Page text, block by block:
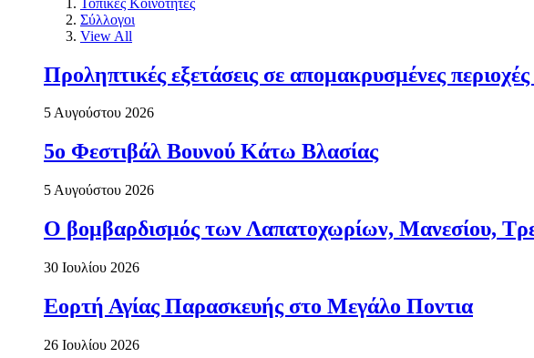
Σύλλογοι
View All
Προληπτικές εξετάσεις σε απομακρυσμένες
5 Αυγούστου 2026
5ο Φεστιβάλ Βουνού Κάτω Βλασίας
5 Αυγούστου 2026
Ο βομβαρδισμός των Λαπατοχωρίων, Μανεσίου,
30 Ιουλίου 2026
Εορτή Αγίας Παρασκευής στο Μεγάλο Ποντια
26 Ιουλίου 2026